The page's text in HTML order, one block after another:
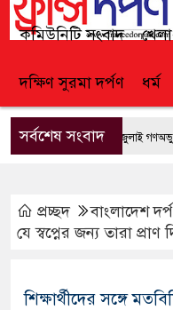
কমিউনিটি সংবাদ
দক্ষিণ সুরমা দর্পণ ধর্ম
সর্বশেষ সংবাদ
জুলাই
প্রচ্ছদ বাংলাদেশ
যে স্বপ্নের জন্য তারা প্রাণ
শিক্ষার্থীদের সঙ্গে